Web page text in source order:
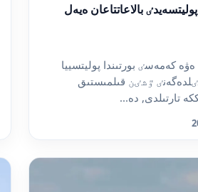
بالاعاتتاعان ەيەل
كەمەسٸ بورتىندا پوليتسييا
ٷشٸن قىلمىستىق
تارتىلدى, دە...